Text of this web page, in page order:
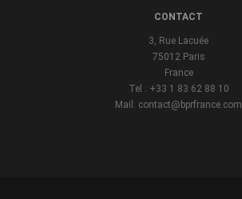
CONTACT
3, Rue Lacuée
75012 Paris
France
Tel : +33 1 83 62 88 10
Mail: contact@bprfrance.com